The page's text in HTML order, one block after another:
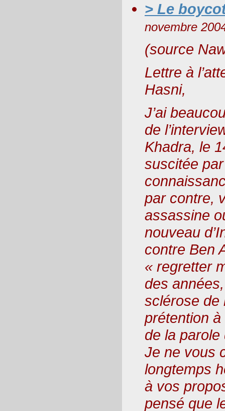
> Le
novembre
(source
Lettre à
Hasni,
J’ai
de
Khadra, le
suscitée
par contre,
assassine
nouveau
contre Ben
« regretter
des
sclérose de
prétention à
de la
Je ne vous
longtemps
à vos
pensé que